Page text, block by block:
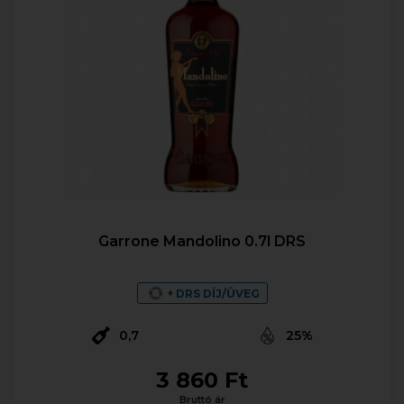
Garrone Mandolino 0.7l DRS
+ DRS DÍJ/ÜVEG
0,7 25%
3 860 Ft
Bruttó ár